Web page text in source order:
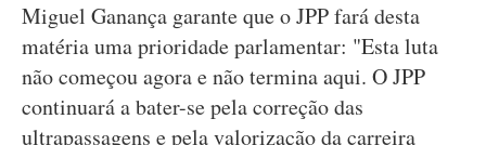
Miguel Ganança garante que o JPP fará desta
matéria uma prioridade parlamentar: "Esta luta
não começou agora e não termina aqui. O JPP
continuará a bater-se pela correção das
ultrapassagens e pela valorização da carreira